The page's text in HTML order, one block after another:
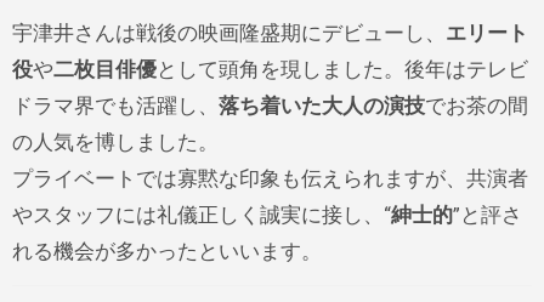
宇津井さんは戦後の映画隆盛期にデビューし、 エリート
役や二枚目俳優として頭角を現しました。後年はテレビ
ドラマ界でも活躍し、 落ち着いた大人の演技でお茶の間
の人気を博しました。
プライベートでは寡黙な印象も伝えられますが、共演者
やスタッフには礼儀正しく誠実に接し、“紳士的”と評さ
れる機会が多かったといいます。